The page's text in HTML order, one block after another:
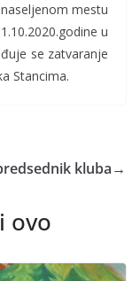
mestu
u
se zatvaranje
Stancima.
kluba→
ovo